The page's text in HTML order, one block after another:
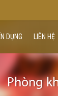
DỤNG LIÊN HỆ
Phòng